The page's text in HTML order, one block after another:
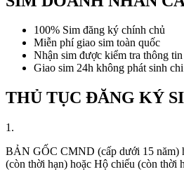
100% Sim đăng ký chính chủ
Miễn phí giao sim toàn quốc
Nhận sim được kiểm tra thông
Giao sim 24h không phát sinh
THỦ TỤC ĐĂNG KÝ
1.
BẢN GỐC CMND (cấp dưới 15 năm)
(còn thời hạn) hoặc Hộ chiếu (còn thời